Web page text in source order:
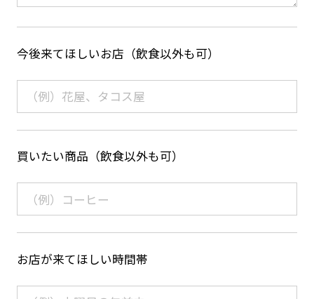
今後来てほしいお店（飲食以外も可）
買いたい商品（飲食以外も可）
お店が来てほしい時間帯